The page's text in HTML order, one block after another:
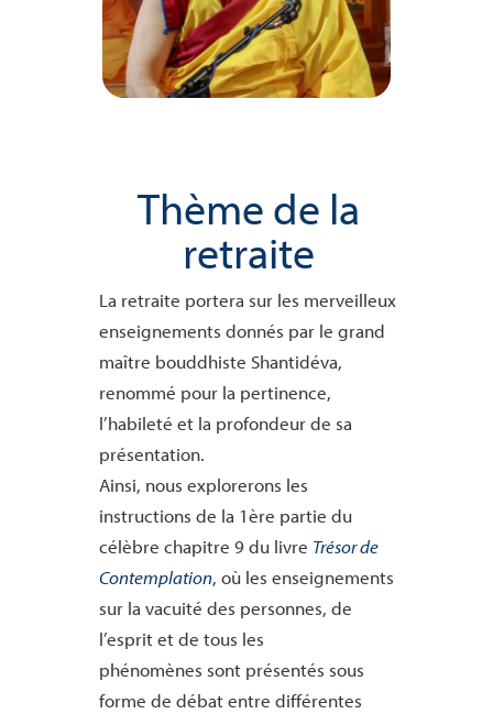
Thème de la
retraite
La retraite portera sur les merveilleux
enseignements donnés par le grand
maître bouddhiste Shantidéva,
renommé pour la pertinence,
l’habileté et la profondeur de sa
présentation.
Ainsi, nous explorerons les
instructions de la 1ère partie du
célèbre chapitre 9 du livre Trésor de
Contemplation, où les enseignements
sur la vacuité des personnes, de
l’esprit et de tous les
phénomènes sont présentés sous
forme de débat entre différentes